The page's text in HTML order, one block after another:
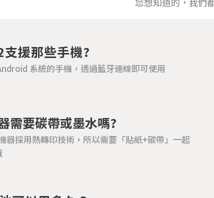
支援那些手機?
系統的手機，透過藍牙連線即可使用
需要碳帶或墨水嗎?
器採用熱轉印技術，所以需要「貼紙+碳帶」一起